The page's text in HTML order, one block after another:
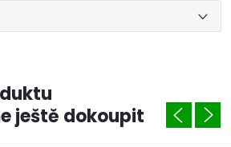
ještě dokoupit